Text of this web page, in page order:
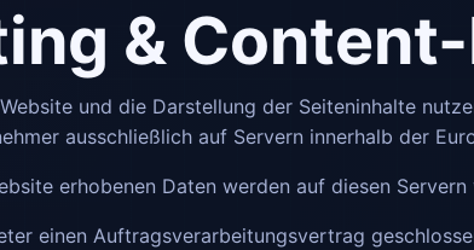
&
und die Darstellung der Seiteninhalte
ausschließlich auf Servern innerhalb der
erhobenen Daten werden auf diesen
einen Auftragsverarbeitungsvertrag